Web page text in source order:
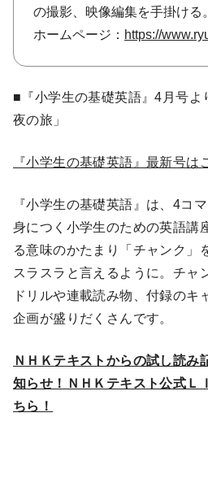
の撮影、映像編集を手掛ける。
ホームページ： https://
■『小学生の基礎英語』4月号
夜の旅」
『小学生の基礎英語』最新号は
『小学生の基礎英語』は、4コ
身につく小学生のための英語講
る意味のかたまり「チャンク」
スラスラと言えるように。チャ
ドリルや連載読み物、付録のキ
企画が盛りだくさんです。
ＮＨＫテキストからの試し読み
知らせ！ＮＨＫテキスト公式Ｌ
ちら！